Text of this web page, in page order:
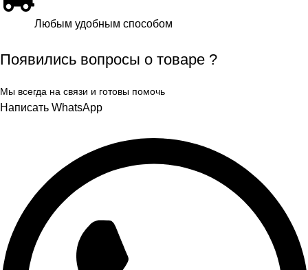
Любым удобным способом
Появились вопросы о товаре ?
Мы всегда на связи и готовы помочь
Написать WhatsApp